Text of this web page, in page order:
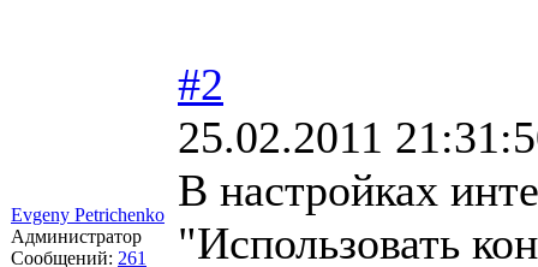
Evgeny Petrichenko
Администратор
Сообщений: 261
#2
25.02.2011
В настройках
"Использовать